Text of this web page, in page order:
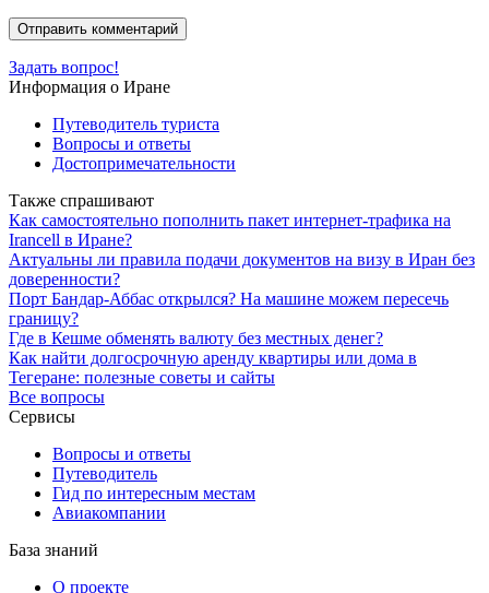
Задать вопрос!
Информация о Иране
Путеводитель туриста
Вопросы и ответы
Достопримечательности
Также спрашивают
Как самостоятельно пополнить пакет интернет-трафика на
Irancell в Иране?
Актуальны ли правила подачи документов на визу в Иран без
доверенности?
Порт Бандар-Аббас открылся? На машине можем пересечь
границу?
Где в Кешме обменять валюту без местных денег?
Как найти долгосрочную аренду квартиры или дома в
Тегеране: полезные советы и сайты
Все вопросы
Сервисы
Вопросы и ответы
Путеводитель
Гид по интересным местам
Авиакомпании
База знаний
О проекте